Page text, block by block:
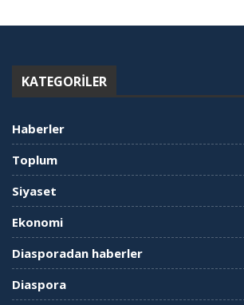
KATEGORILER
Haberler
Toplum
Siyaset
Ekonomi
Diasporadan haberler
Diaspora